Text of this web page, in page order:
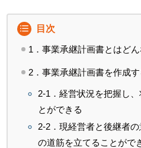
目次
1．事業承継計画書とはど
2．事業承継計画書を作成
2-1．経営状況を把握し
とができる
2-2．現経営者と後継者
の道筋を立てることがで